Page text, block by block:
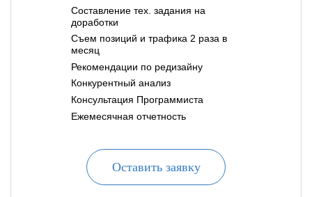
Составление тех. задания на
доработки
Съем позиций и трафика 2 раза в
месяц
Рекомендации по редизайну
Конкурентный анализ
Консультация Программиста
Ежемесячная отчетность
Оставить заявку